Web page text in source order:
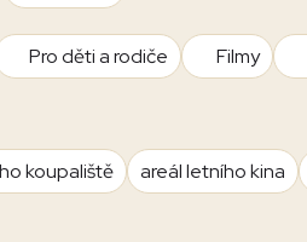
Pro děti a rodiče Filmy
koupaliště areál letního kina